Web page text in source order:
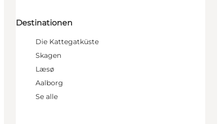
Destinationen
Die Kattegatküste
Skagen
Læsø
Aalborg
Se alle